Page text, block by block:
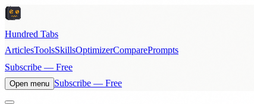
Hundred Tabs
ArticlesToolsSkillsOptimizerComparePrompts
Subscribe — Free
Open menu Subscribe — Free